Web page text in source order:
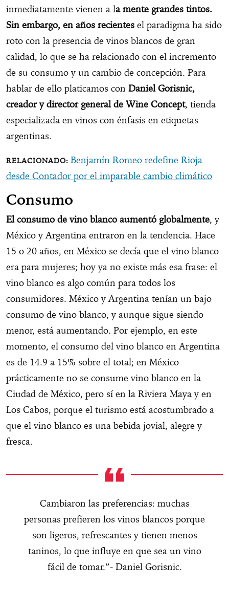
inmediatamente vienen a la mente grandes tintos.
Sin embargo, en años recientes el paradigma ha sido
roto con la presencia de vinos blancos de gran
calidad, lo que se ha relacionado con el incremento
de su consumo y un cambio de concepción. Para
hablar de ello platicamos con Daniel Gorisnic,
creador y director general de Wine Concept, tienda
especializada en vinos con énfasis en etiquetas
argentinas.
Benjamín Romeo redefine Rioja
desde Contador por el imparable cambio climático
Consumo
El consumo de vino blanco aumentó globalmente, y
México y Argentina entraron en la tendencia. Hace
15 o 20 años, en México se decía que el vino blanco
era para mujeres; hoy ya no existe más esa frase: el
vino blanco es algo común para todos los
consumidores. México y Argentina tenían un bajo
consumo de vino blanco, y aunque sigue siendo
menor, está aumentando. Por ejemplo, en este
momento, el consumo del vino blanco en Argentina
es de 14.9 a 15% sobre el total; en México
prácticamente no se consume vino blanco en la
Ciudad de México, pero sí en la Riviera Maya y en
Los Cabos, porque el turismo está acostumbrado a
que el vino blanco es una bebida jovial, alegre y
fresca.
Cambiaron las preferencias: muchas
personas prefieren los vinos blancos porque
son ligeros, refrescantes y tienen menos
taninos, lo que influye en que sea un vino
fácil de tomar.”- Daniel Gorisnic.